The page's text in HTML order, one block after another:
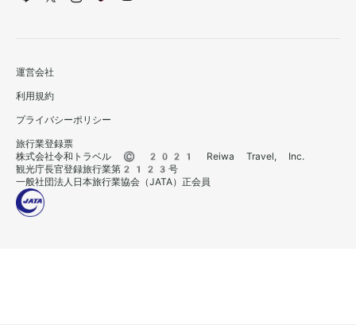
運営会社
利用規約
プライバシーポリシー
旅行業登録票
株式会社令和トラベル © 2021 Reiwa Travel, Inc.
観光庁長官登録旅行業第2123号
一般社団法人日本旅行業協会（JATA）正会員